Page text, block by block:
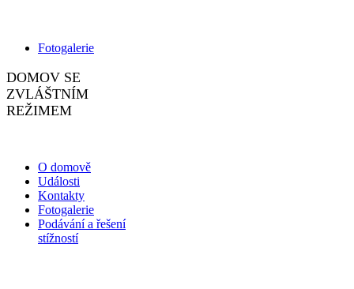
Fotogalerie
DOMOV SE
ZVLÁŠTNÍM
REŽIMEM
O domově
Události
Kontakty
Fotogalerie
Podávání a řešení
stížností